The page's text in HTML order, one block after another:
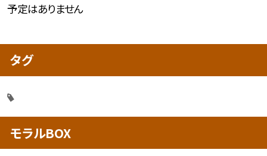
予定はありません
タグ
モラルBOX